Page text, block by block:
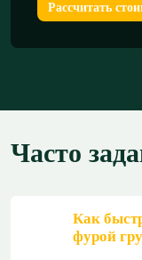
Рассчитать
Часто
Как
фурой